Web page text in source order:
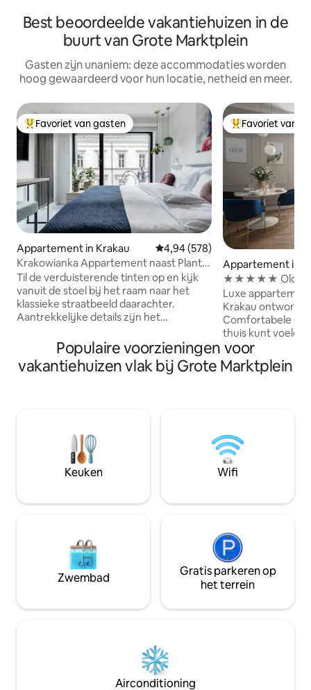
Best beoordeelde vakantiehuizen in de
buurt van Grote Marktplein
Gasten zijn unaniem: deze accommodaties worden
hoog gewaardeerd voor hun locatie, netheid en meer.
Topfavoriet van gasten
Favoriet van gasten
Appartement in Krakau Gemiddelde beoordeling van
4,94 (578)
Krakowianka Appartement naast Planty
Park By Old Town
Til de verduisterende tinten op en kijk
vanuit de stoel bij het raam naar het
klassieke straatbeeld daarachter.
Aantrekkelijke details zijn het
traditioneel kostuum, maar met een
vleugje frisse interpretatie.
Appartement (20 m2) zelf is met zorg
een optie om 2 eenpersoonsbedden te
hebben. Een volledig uitgeruste keuken
stelt u in staat om een maaltijd te
bereiden, koffie te drinken en thee te
schone handdoeken en beddengoed,
gemaakt om ervoor te zorgen dat je in
een comfortabele en moderne ruimte
comfortabel tweepersoonsbed. Er is
eenpersoonsbedden te hebben, maar
keuken ( koffiezetapparaat, koelkast,
magnetron , inductiekookplaat,
wasmachine, waterkoker en alle
keukengerei) stelt je in staat om een
Topfavoriet van
Favoriet van
Appartement in
★★★★★ Old
Main Sq.
Luxe
Krakau
Comfortabele en
thuis kunt
slechts 3
- het hart van de
ingericht
zullen altijd
hebben hier ons
dus we weten
haar geheimen :)
Populaire voorzieningen voor
vakantiehuizen vlak bij Grote Marktplein
Keuken Wifi
Zwembad
Gratis parkeren op
het terrein
Airconditioning